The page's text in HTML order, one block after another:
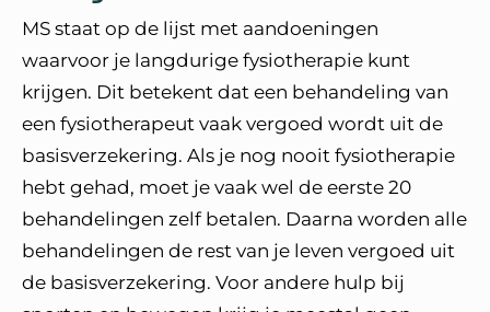
MS staat op de lijst met aandoeningen
waarvoor je langdurige fysiotherapie kunt
krijgen. Dit betekent dat een behandeling van
een fysiotherapeut vaak vergoed wordt uit de
basisverzekering. Als je nog nooit fysiotherapie
hebt gehad, moet je vaak wel de eerste 20
behandelingen zelf betalen. Daarna worden alle
behandelingen de rest van je leven vergoed uit
de basisverzekering. Voor andere hulp bij